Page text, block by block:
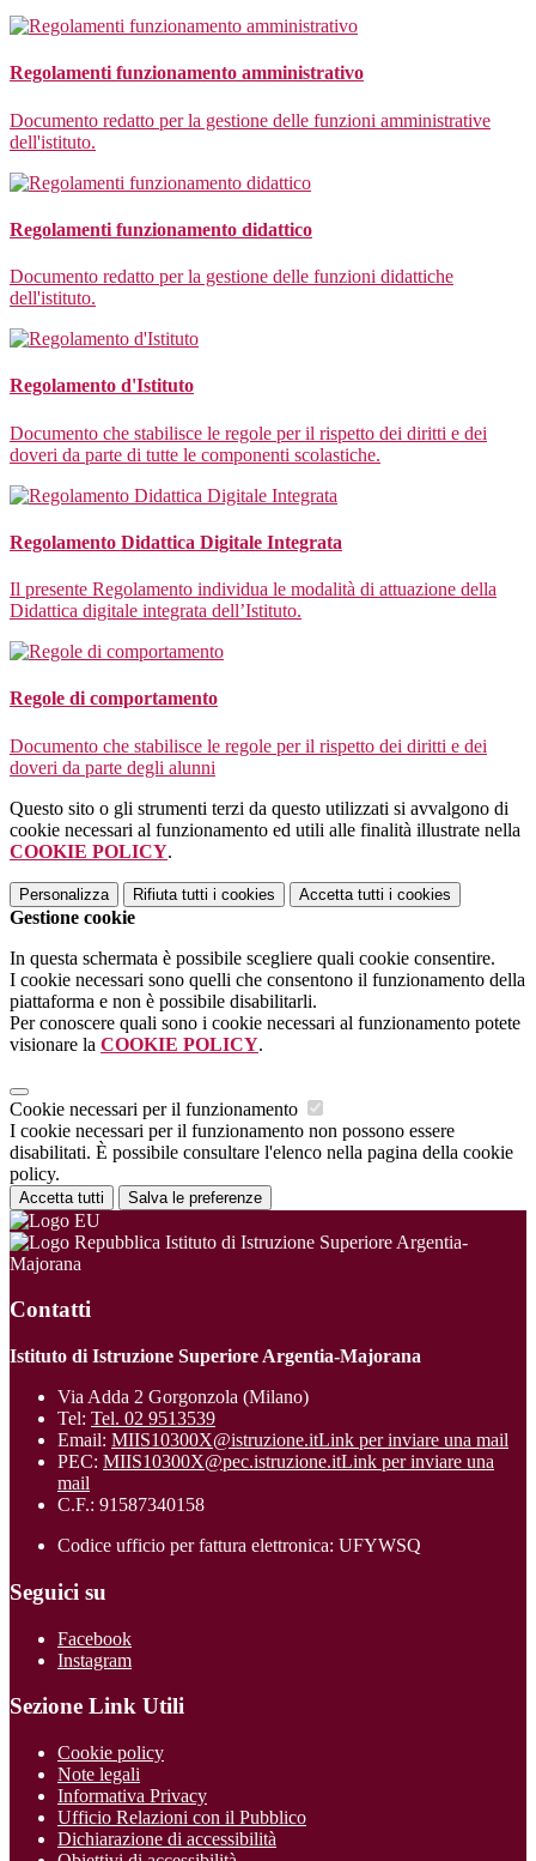
Regolamenti funzionamento amministrativo
Documento redatto per la gestione delle funzioni amministrative
dell'istituto.
Regolamenti funzionamento didattico
Documento redatto per la gestione delle funzioni didattiche
dell'istituto.
Regolamento d'Istituto
Documento che stabilisce le regole per il rispetto dei diritti e dei
doveri da parte di tutte le componenti scolastiche.
Regolamento Didattica Digitale Integrata
Il presente Regolamento individua le modalità di attuazione della
Didattica digitale integrata dell’Istituto.
Regole di comportamento
Documento che stabilisce le regole per il rispetto dei diritti e dei
doveri da parte degli alunni
Questo sito o gli strumenti terzi da questo utilizzati si avvalgono di
cookie necessari al funzionamento ed utili alle finalità illustrate nella
COOKIE POLICY.
Personalizza Rifiuta tutti i cookies Accetta tutti i cookies
Gestione cookie
In questa schermata è possibile scegliere quali cookie consentire.
I cookie necessari sono quelli che consentono il funzionamento della
piattaforma e non è possibile disabilitarli.
Per conoscere quali sono i cookie necessari al funzionamento potete
visionare la COOKIE POLICY.
Cookie necessari per il funzionamento
I cookie necessari per il funzionamento non possono essere
disabilitati. È possibile consultare l'elenco nella pagina della cookie
policy.
Accetta tutti Salva le preferenze
Istituto di Istruzione Superiore Argentia-
Majorana
Contatti
Istituto di Istruzione Superiore Argentia-Majorana
Via Adda 2 Gorgonzola (Milano)
Tel: Tel. 02 9513539
Email: MIIS10300X@istruzione.itLink per inviare una mail
PEC: MIIS10300X@pec.istruzione.itLink per inviare una
mail
C.F.: 91587340158
Codice ufficio per fattura elettronica: UFYWSQ
Seguici su
Facebook
Instagram
Sezione Link Utili
Cookie policy
Note legali
Informativa Privacy
Ufficio Relazioni con il Pubblico
Dichiarazione di accessibilità